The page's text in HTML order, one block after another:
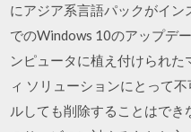
にアジア系言語パックがイン
でのWindows 10のアップデ
ンピュータに植え付けられ
ィ ソリューションにとって
ルしても削除することはで